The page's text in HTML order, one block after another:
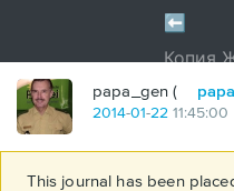
papa_gen (
2014-01-22 11:45:00
This journal has been